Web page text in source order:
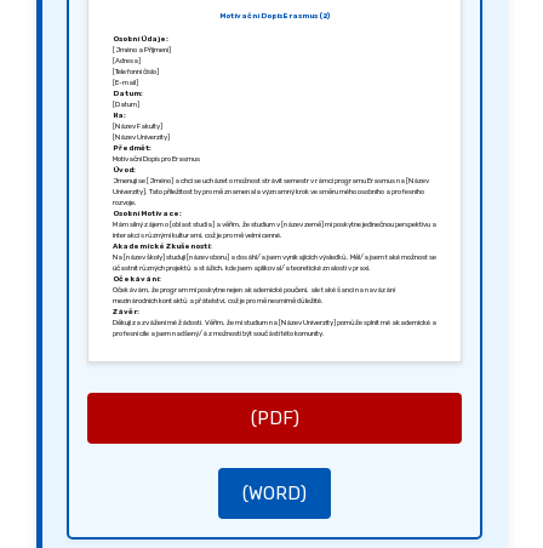
Motivační Dopis Erasmus (2)
Osobní Údaje:
[Jméno a Příjmení]
[Adresa]
[Telefonní číslo]
[E-mail]
Datum:
[Datum]
Na:
[Název Fakulty]
[Název Univerzity]
Předmět:
Motivační Dopis pro Erasmus
Úvod:
Jmenuji se [Jméno] a chci se ucházet o možnost strávit semestr v rámci programu Erasmus na [Název
Univerzity]. Tato příležitost by pro mě znamenala významný krok ve směru mého osobního a profesního
rozvoje.
Osobní Motivace:
Mám silný zájem o [oblast studia] a věřím, že studium v [název země] mi poskytne jedinečnou perspektivu a
interakci s různými kulturami, což je pro mě velmi cenné.
Akademické Zkušenosti:
Na [název školy] studuji [název oboru] a dosáhl/a jsem vynikajících výsledků. Měl/a jsem také možnost se
účastnit různých projektů a stážích, kde jsem aplikoval/a teoretické znalosti v praxi.
Očekávání:
Očekávám, že program mi poskytne nejen akademické poučení, ale také šanci na navázání
mezinárodních kontaktů a přátelství, což je pro mě nesmírně důležité.
Závěr:
Děkuji za zvážení mé žádosti. Věřím, že mi studium na [Název Univerzity] pomůže splnit mé akademické a
profesní cíle a jsem nadšený/á z možnosti být součástí této komunity.
(PDF)
(WORD)